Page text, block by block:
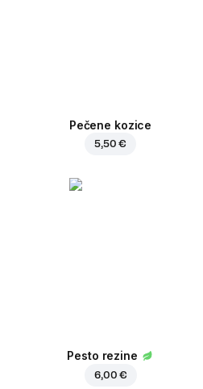
Pečene kozice
5,50 €
Pesto rezine
6,00 €